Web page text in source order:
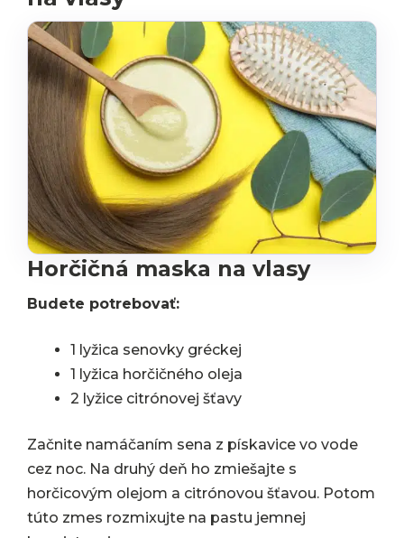
Horčičná maska na vlasy
Budete potrebovať:
1 lyžica senovky gréckej
1 lyžica horčičného oleja
2 lyžice citrónovej šťavy
Začnite namáčaním sena z pískavice vo vode
cez noc. Na druhý deň ho zmiešajte s
horčicovým olejom a citrónovou šťavou. Potom
túto zmes rozmixujte na pastu jemnej